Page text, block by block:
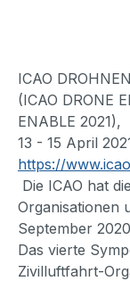
ICAO
(ICAO DRONE
ENABLE 2021),
13 - 15 April
https://
Die ICAO hat
Organisationen
September
Das vierte
Zivilluftfahrt-